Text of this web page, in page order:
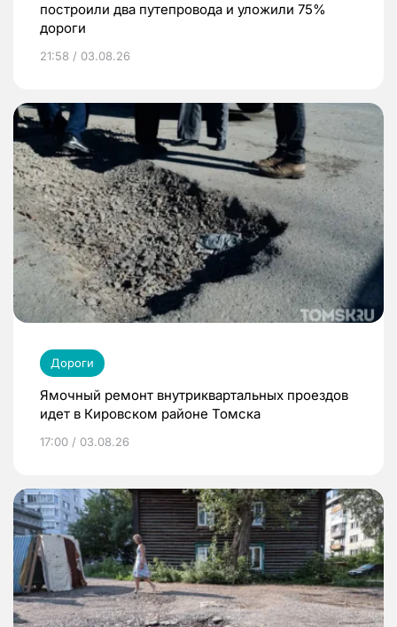
построили два путепровода и уложили 75%
дороги
21:58 / 03.08.26
Дороги
Ямочный ремонт внутриквартальных проездов
идет в Кировском районе Томска
17:00 / 03.08.26